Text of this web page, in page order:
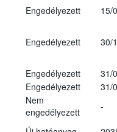
Engedélyezett
15/
Engedélyezett 30/
Engedélyezett
31/
Engedélyezett
31/
Nem
engedélyezett
-